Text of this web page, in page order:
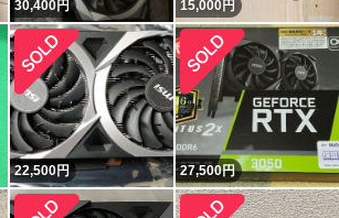
30,400円 15,000円
22,500円 27,500円